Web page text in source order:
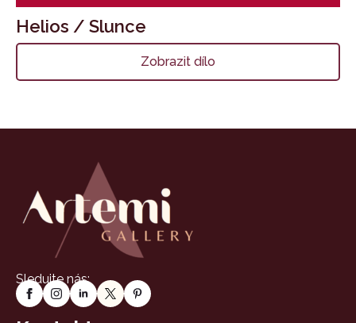
Helios / Slunce
Zobrazit dílo
Sledujte nás: